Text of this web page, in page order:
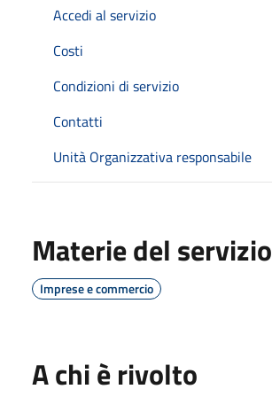
Accedi al servizio
Costi
Condizioni di servizio
Contatti
Unità Organizzativa responsabile
Materie del servizio
Imprese e commercio
A chi è rivolto